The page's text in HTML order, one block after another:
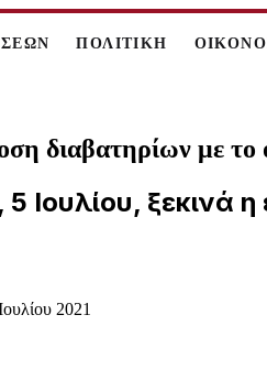
ΠΟΛΙΤΙΚΗ
διαβατηρίων με
Ιουλίου, ξεκινά
2021